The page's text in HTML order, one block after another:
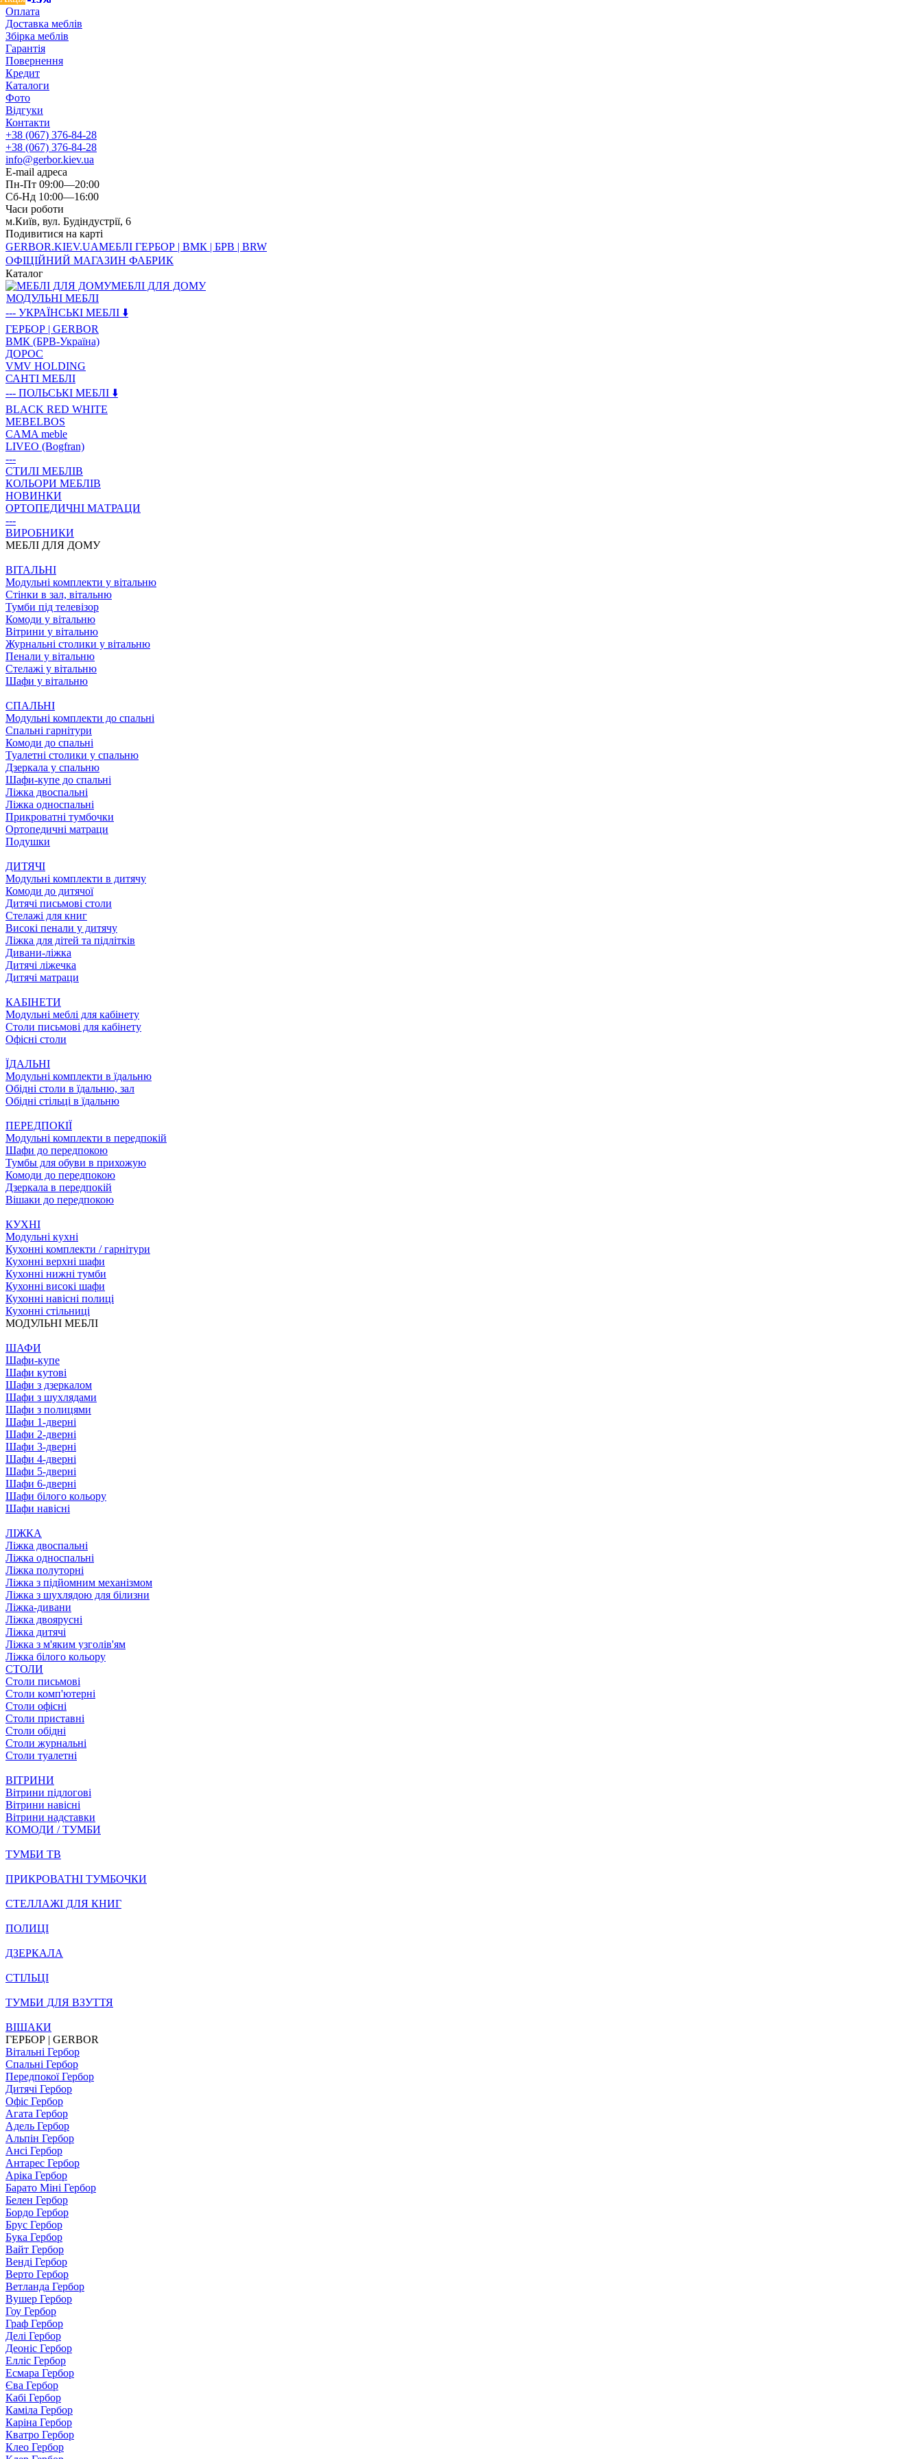
Оплата
Доставка меблів
Збірка меблів
Гарантія
Повернення
Кредит
Каталоги
Фото
Відгуки
Контакти
+38 (067) 376-84-28
+38 (067) 376-84-28
info@gerbor.kiev.ua
E-mail адреса
Пн-Пт 09:00—20:00
Сб-Нд 10:00—16:00
Часи роботи
м.Київ, вул. Будіндустрії, 6
Подивитися на карті
GERBOR.KIEV.UAМЕБЛI ГЕРБОР | ВМК | БРВ | BRW
ОФІЦІЙНИЙ МАГАЗИН ФАБРИК
Каталог
МЕБЛІ ДЛЯ ДОМУ
МОДУЛЬНІ МЕБЛІ
--- УКРАЇНСЬКІ МЕБЛІ ⬇️
ГЕРБОР | GERBOR
ВМК (БРВ-Україна)
ДОРОС
VMV HOLDING
САНТІ МЕБЛІ
--- ПОЛЬСЬКІ МЕБЛІ ⬇️
BLACK RED WHITE
MEBELBOS
CAMA meble
LIVEO (Bogfran)
---
СТИЛІ МЕБЛІВ
КОЛЬОРИ МЕБЛІВ
НОВИНКИ
ОРТОПЕДИЧНІ МАТРАЦИ
---
ВИРОБНИКИ
МЕБЛІ ДЛЯ ДОМУ
ВIТАЛЬНI
Модульні комплекти у вітальню
Стінки в зал, вітальню
Тумби під телевізор
Комоди у вітальню
Вітрини у вітальню
Журнальні столики у вітальню
Пенали у вітальню
Стелажі у вітальню
Шафи у вітальню
СПАЛЬНІ
Модульні комплекти до спальні
Спальні гарнітури
Комоди до спальні
Туалетні столики у спальню
Дзеркала у спальню
Шафи-купе до спальні
Ліжка двоспальні
Ліжка односпальні
Прикроватні тумбочки
Ортопедичні матраци
Подушки
ДИТЯЧІ
Модульні комплекти в дитячу
Комоди до дитячої
Дитячі письмові столи
Стелажі для книг
Високі пенали у дитячу
Ліжка для дітей та підлітків
Дивани-ліжка
Дитячі ліжечка
Дитячі матраци
КАБІНЕТИ
Модульні меблі для кабінету
Столи письмові для кабінету
Офісні столи
ЇДАЛЬНI
Модульні комплекти в їдальню
Обідні столи в їдальню, зал
Обідні стільці в їдальню
ПЕРЕДПОКІЇ
Модульні комплекти в передпокій
Шафи до передпокою
Тумбы для обуви в прихожую
Комоди до передпокою
Дзеркала в передпокій
Вішаки до передпокою
КУХНІ
Модульні кухні
Кухонні комплекти / гарнітури
Кухонні верхні шафи
Кухонні нижні тумби
Кухонні високі шафи
Кухонні навісні полиці
Кухонні стільниці
МОДУЛЬНІ МЕБЛІ
ШАФИ
Шафи-купе
Шафи кутові
Шафи з дзеркалом
Шафи з шухлядами
Шафи з полицями
Шафи 1-дверні
Шафи 2-дверні
Шафи 3-дверні
Шафи 4-дверні
Шафи 5-дверні
Шафи 6-дверні
Шафи білого кольору
Шафи навісні
ЛІЖКА
Ліжка двоспальні
Ліжка односпальні
Ліжка полуторні
Ліжка з підйомним механізмом
Ліжка з шухлядою для білизни
Ліжка-дивани
Ліжка двоярусні
Ліжка дитячі
Ліжка з м'яким узголів'ям
Ліжка білого кольору
СТОЛИ
Столи письмові
Столи комп'ютерні
Столи офісні
Столи приставні
Столи обідні
Столи журнальні
Столи туалетні
ВІТРИНИ
Вітрини підлогові
Вітрини навісні
Вітрини надставки
КОМОДИ / ТУМБИ
ТУМБИ ТВ
ПРИКРОВАТНІ ТУМБОЧКИ
СТЕЛЛАЖІ ДЛЯ КНИГ
ПОЛИЦІ
ДЗЕРКАЛА
СТІЛЬЦI
ТУМБИ ДЛЯ ВЗУТТЯ
ВІШАКИ
ГЕРБОР | GERBOR
Вітальні Гербор
Спальні Гербор
Передпокої Гербор
Дитячі Гербор
Офіс Гербор
Агата Гербор
Адель Гербор
Альпін Гербор
Ансі Гербор
Антарес Гербор
Аріка Гербор
Барато Міні Гербор
Белен Гербор
Бордо Гербор
Брус Гербор
Бука Гербор
Вайт Гербор
Венді Гербор
Верто Гербор
Ветланда Гербор
Вушер Гербор
Гоу Гербор
Граф Гербор
Делі Гербор
Деоніс Гербор
Елліс Гербор
Есмара Гербор
Єва Гербор
Кабі Гербор
Каміла Гербор
Каріна Гербор
Кватро Гербор
Клео Гербор